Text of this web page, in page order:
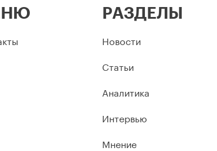
РАЗДЕЛЫ
Новости
Статьи
Аналитика
Интервью
Мнение